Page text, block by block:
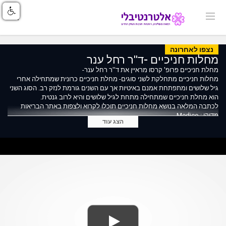
נצפו לאחרונה
מחלות חניכיים -ד''ר רחל ענר
מחלת חניכיים פרופ' קרסו מראיין את ד''ר רחל ענר-
מחלות חניכיים מתחלקת לשני סוגים- מחלת חניכיים כרונית שמתחילה אחרי
גיל שלושים ומתפתחת אמנם באיטיות אך עם השנים גורמת לנזק רב. הסוג השני
הוא מחלת חניכיים שמתחילה מתחת לגיל שלושים והיא לרוב גנטית.
לכתבה המלאה בנושא מחלות חניכיים תוכלו לקרוא ולצפות באתר הבריאות
מדיקו Medico :
https://www.medico.co.il/%D7%A8%D7%A4%D7%95%D7%90%D7%AA-
הצג עוד